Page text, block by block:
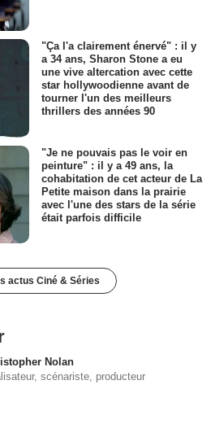
"Ça l'a clairement énervé" : il y
a 34 ans, Sharon Stone a eu
une vive altercation avec cette
star hollywoodienne avant de
tourner l'un des meilleurs
thrillers des années 90
"Je ne pouvais pas le voir en
peinture" : il y a 49 ans, la
cohabitation de cet acteur de La
Petite maison dans la prairie
avec l'une des stars de la série
était parfois difficile
actus Ciné & Séries
Nolan
scénariste, producteur